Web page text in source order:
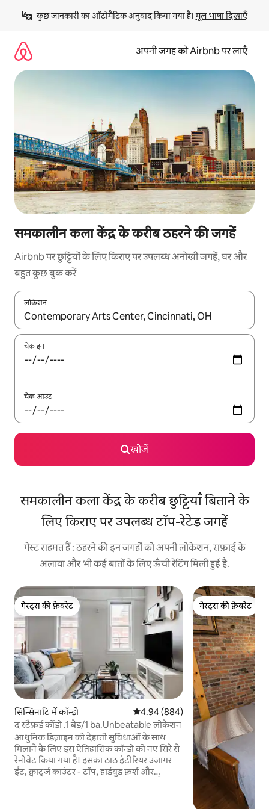
छोड़कर
कॉन्टेंट
कुछ जानकारी का ऑटोमैटिक अनुवाद किया गया है। मूल भाषा दिखाएँ
अपनी जगह को Airbnb पर लाएँ
समकालीन कला केंद्र के करीब ठहरने की जगहें
Airbnb पर छुट्टियों के लिए किराए पर उपलब्ध अनोखी जगहें, घर और
बहुत कुछ बुक करें
लोकेशन
नतीजों के उपलब्ध होने पर, अप और डाउन 'ऐरो की' का इस्तेमाल करके नेविगेट
चेक इन
चेक आउट
खोजें
समकालीन कला केंद्र के करीब छुट्टियाँ बिताने के
लिए किराए पर उपलब्ध टॉप-रेटेड जगहें
गेस्ट सहमत हैं : ठहरने की इन जगहों को अपनी लोकेशन, सफ़ाई के
अलावा और भी कई बातों के लिए ऊँची रेटिंग मिली हुई है.
गेस्ट्स की फ़ेवरेट
गेस्ट्स की फ़ेवरेट
सिन्सिनाटि में कॉन्डो औसत रेटिंग 5 में से 4.94, 884 समीक्षाएँ
4.94 (884)
द स्टैफ़र्ड कोंडो .1 बेड/1 ba.Unbeatable लोकेशन
आधुनिक डिज़ाइन को देहाती सुविधाओं के साथ
मिलाने के लिए इस ऐतिहासिक कॉन्डो को नए सिरे से
रेनोवेट किया गया है। इसका ठाठ इंटीरियर उजागर
ईंट, क्वार्ट्ज काउंटर - टॉप, हार्डवुड फ़र्श और
गेस्ट्स की फ़ेवरेट
गेस्ट्स की फ़ेवरेट